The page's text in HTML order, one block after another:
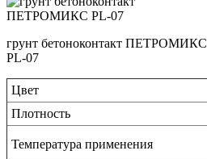
грунт бетоноконтакт ПЕТРОМИКС
PL-07
Цвет
Плотность
Температура применения